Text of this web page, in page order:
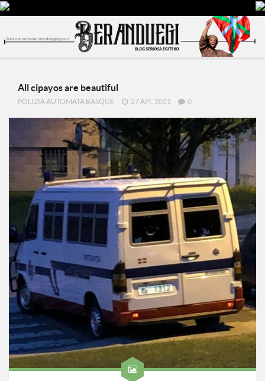
All cipayos are beautiful
POLIZIA AUTOMATA BASQUE 27 API, 2021 0